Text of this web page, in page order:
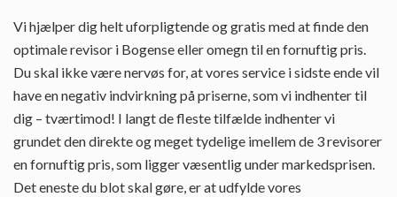
Vi hjælper dig helt uforpligtende og gratis med at finde den
optimale revisor i Bogense eller omegn til en fornuftig pris.
Du skal ikke være nervøs for, at vores service i sidste ende vil
have en negativ indvirkning på priserne, som vi indhenter til
dig – tværtimod! I langt de fleste tilfælde indhenter vi
grundet den direkte og meget tydelige imellem de 3 revisorer
en fornuftig pris, som ligger væsentlig under markedsprisen.
Det eneste du blot skal gøre, er at udfylde vores